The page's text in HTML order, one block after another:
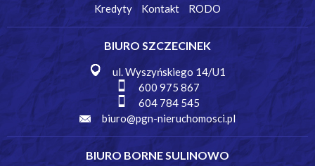
Kredyty
Kontakt RODO
BIURO SZCZECINEK
ul. Wyszyńskiego 14/U1
600 975 867
604 784 545
biuro@pgn-nieruchomosci.pl
BIURO BORNE SULINOWO